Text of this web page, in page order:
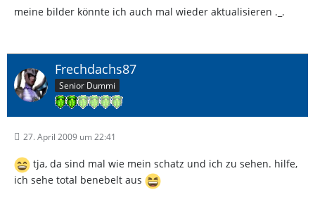
meine bilder könnte ich auch mal wieder aktualisieren ._.
Frechdachs87
Senior Dummi
27. April 2009 um 22:41
tja, da sind mal wie mein schatz und ich zu sehen. hilfe,
ich sehe total benebelt aus